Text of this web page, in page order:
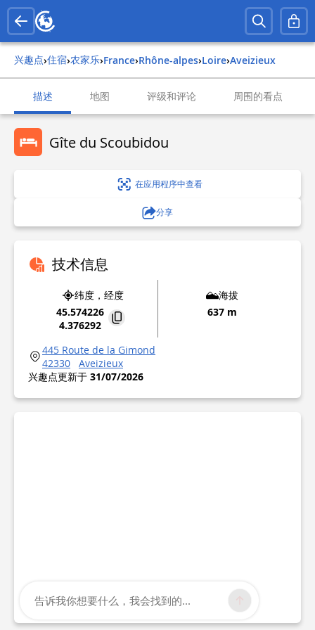
兴趣点› 住宿› 农家乐› france› rhône-alpes› loire› aveizieux
描述 地图 评级和评论 周围的看点
Gîte du Scoubidou
在应用程序中查看
分享
技术信息
纬度，经度
45.574226
4.376292
海拔
637 m
445 Route de la Gimond
42330
Aveizieux
兴趣点更新于 31/07/2026
告诉我你想要什么，我会找到的...